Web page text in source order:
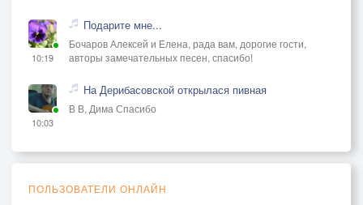
10:19
Подарите мне...
Бочаров Алексей и Елена, рада вам, дорогие гости,
авторы замечательных песен, спасибо!
10:03
На Дерибасовской открылася пивная
В В, Дима Спасибо
ПОЛЬЗОВАТЕЛИ ОНЛАЙН